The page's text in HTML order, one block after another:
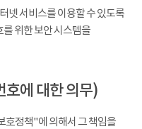
넷 서비스를 이용할 수 있도록
위한 보안 시스템을
호에 대한 의무)
정책"에 의해서 그 책임을